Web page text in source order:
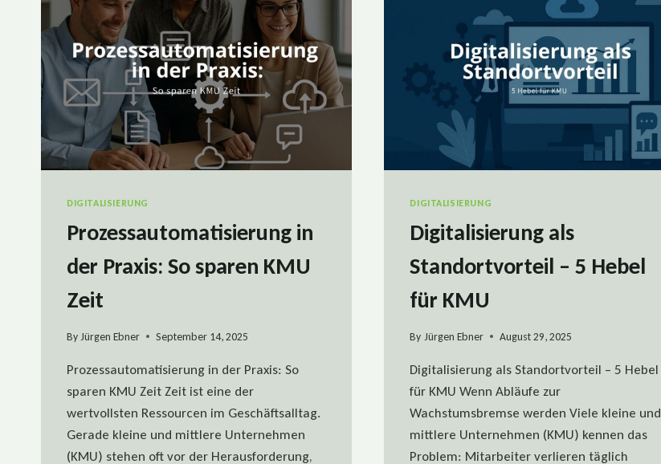
LOHNT
UND
WAS
NICHT.
DIGITALISIERUNG
Prozessautomatisierung in
der Praxis: So sparen KMU
Zeit
ByJürgen Ebner September 14, 2025
Prozessautomatisierung in der Praxis: So
sparen KMU Zeit Zeit ist eine der
wertvollsten Ressourcen im Geschäftsalltag.
Gerade kleine und mittlere Unternehmen
(KMU) stehen oft vor der Herausforderung,
DIGITALISIERUNG
Digitalisierung als
Standortvorteil – 5 Hebel
für KMU
By Jürgen Ebner August 29, 2025
Digitalisierung als Standortvorteil – 5 Hebel
für KMU Wenn Abläufe zur
Wachstumsbremse werden Viele kleine und
mittlere Unternehmen (KMU) kennen das
Problem: Mitarbeiter verlieren täglich